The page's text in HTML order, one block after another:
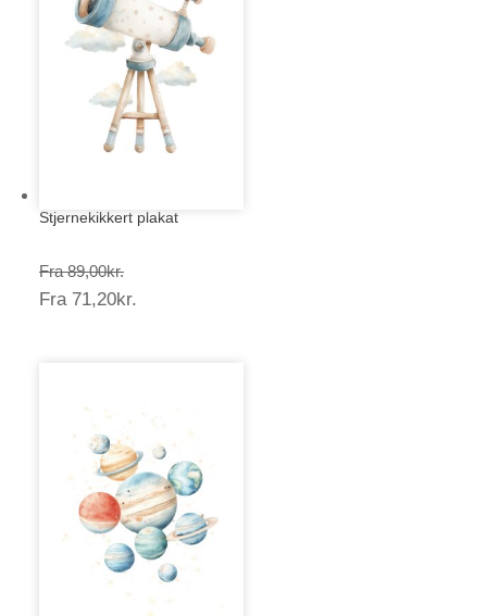
Stjernekikkert plakat
Fra 89,00kr.Prisinterval:
89,00kr.
Fra 71,20kr.